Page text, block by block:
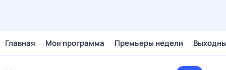
Главная Моя программа Премьеры недели